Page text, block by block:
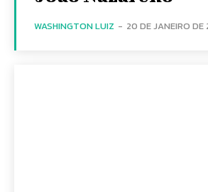
WASHINGTON LUIZ - 20 DE JANEIRO